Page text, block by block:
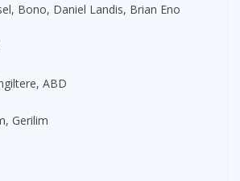
Bono, Daniel Landis, Brian Eno
ABD
Gerilim